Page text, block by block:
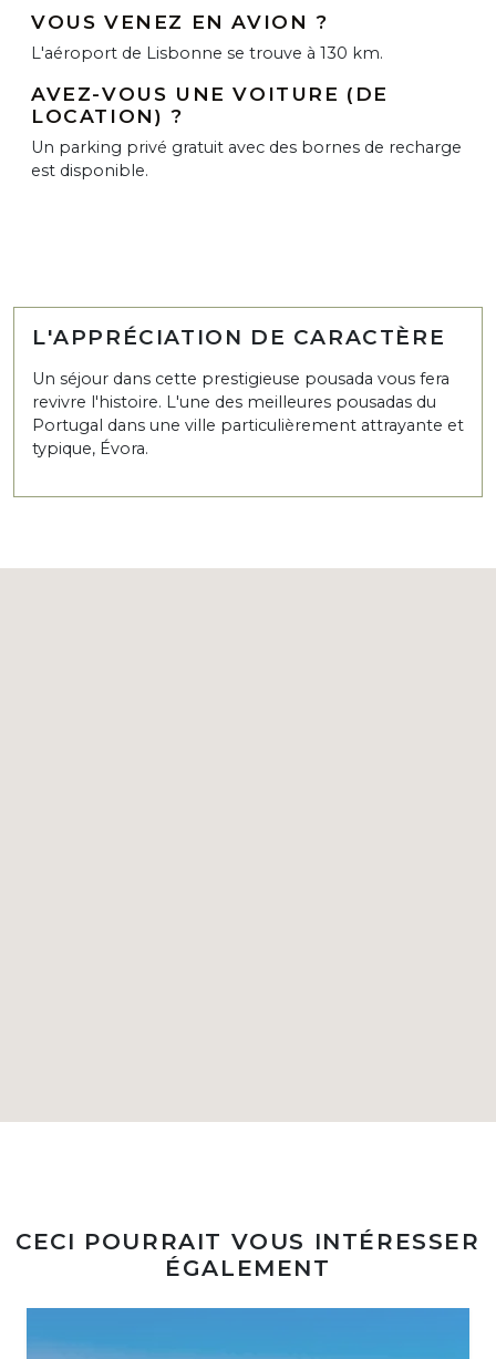
VOUS VENEZ EN AVION ?
L'aéroport de Lisbonne se trouve à 130 km.
AVEZ-VOUS UNE VOITURE (DE
LOCATION) ?
Un parking privé gratuit avec des bornes de recharge
est disponible.
L'APPRÉCIATION DE CARACTÈRE
Un séjour dans cette prestigieuse pousada vous fera
revivre l'histoire. L'une des meilleures pousadas du
Portugal dans une ville particulièrement attrayante et
typique, Évora.
CECI POURRAIT VOUS INTÉRESSER
ÉGALEMENT